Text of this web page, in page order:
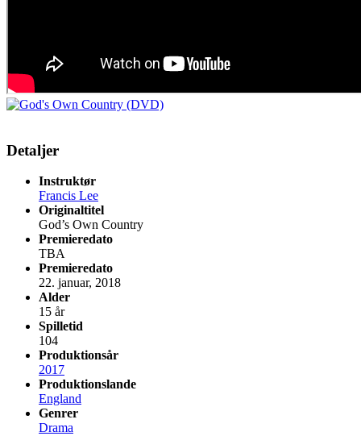
Detaljer
Instruktør
Francis Lee
Originaltitel
God’s Own Country
Premieredato
TBA
Premieredato
22. januar, 2018
Alder
15 år
Spilletid
104
Produktionsår
2017
Produktionslande
England
Genrer
Drama